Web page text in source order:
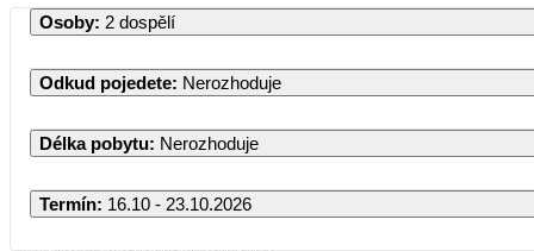
Osoby: 2 dospělí
Odkud pojedete: Nerozhoduje
Délka pobytu: Nerozhoduje
Termín: 16.10 - 23.10.2026